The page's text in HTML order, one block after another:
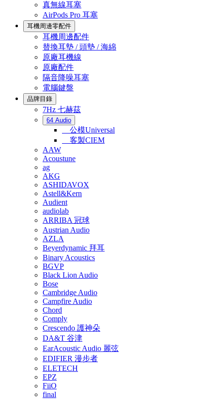
真無線耳塞
AirPods Pro 耳塞
耳機周邊零配件
耳機周邊配件
替換耳墊 / 頭墊 / 海綿
原廠耳機線
原廠配件
隔音降噪耳塞
電腦鍵盤
品牌目錄
7Hz 七赫茲
64 Audio
公模Universal
客製CIEM
AAW
Acoustune
ag
AKG
ASHIDAVOX
Astell&Kern
Audient
audiolab
ARRIBA 冠球
Austrian Audio
AZLA
Beyerdynamic 拜耳
Binary Acoustics
BGVP
Black Lion Audio
Bose
Cambridge Audio
Campfire Audio
Chord
Comply
Crescendo 護神朵
DA&T 谷津
EarAcoustic Audio 麗弦
EDIFIER 漫步者
ELETECH
EPZ
FiiO
final